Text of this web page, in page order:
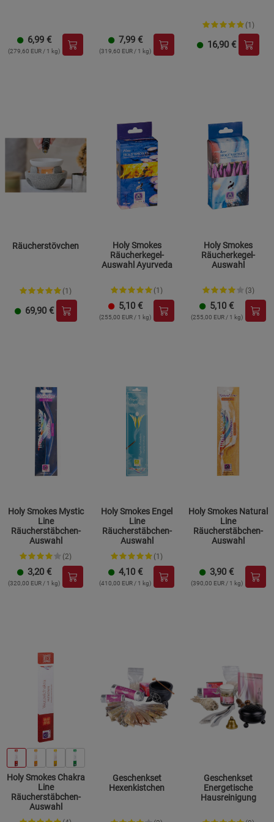
6,99 €
(279,60 EUR / 1 kg)
7,99 €
(319,60 EUR / 1 kg)
(1)
16,90 €
Räucherstövchen
(1)
69,90 €
Holy Smokes
Räucherkegel-
Auswahl Ayurveda
(1)
5,10 €
(255,00 EUR / 1 kg)
Holy Smokes
Räucherkegel-
Auswahl
(3)
5,10 €
(255,00 EUR / 1 kg)
Holy Smokes Mystic
Line
Räucherstäbchen-
Auswahl
(2)
3,20 €
(320,00 EUR / 1 kg)
Holy Smokes Engel
Line
Räucherstäbchen-
Auswahl
(1)
4,10 €
(410,00 EUR / 1 kg)
Holy Smokes Natural
Line
Räucherstäbchen-
Auswahl
3,90 €
(390,00 EUR / 1 kg)
Holy Smokes Chakra
Line
Räucherstäbchen-
Auswahl
Geschenkset
Hexenkistchen
Geschenkset
Energetische
Hausreinigung